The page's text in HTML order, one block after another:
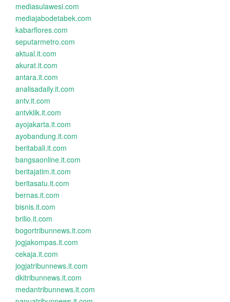
mediasulawesi.com
mediajabodetabek.com
kabarflores.com
seputarmetro.com
aktual.it.com
akurat.it.com
antara.it.com
analisadaily.it.com
antv.it.com
antvklik.it.com
ayojakarta.it.com
ayobandung.it.com
beritabali.it.com
bangsaonline.it.com
beritajatim.it.com
beritasatu.it.com
bernas.it.com
bisnis.it.com
brilio.it.com
bogortribunnews.it.com
jogjakompas.it.com
cekaja.it.com
jogjatribunnews.it.com
dkitribunnews.it.com
medantribunnews.it.com